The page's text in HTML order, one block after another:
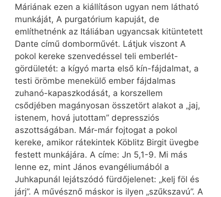
Máriának ezen a kiállításon ugyan nem látható
munkáját, A purgatórium kapuját, de
említhetnénk az Itáliában ugyancsak kitüntetett
Dante című domborművét. Látjuk viszont A
pokol kereke szenvedéssel teli emberlét-
gördületét: a kígyó marta első kín-fájdalmat, a
testi örömbe menekülő ember fájdalmas
zuhanó-kapaszkodását, a korszellem
csődjében magányosan összetört alakot a „jaj,
istenem, hová jutottam” depressziós
aszottságában. Már-már fojtogat a pokol
kereke, amikor rátekintek Köblitz Birgit üvegbe
festett munkájára. A címe: Jn 5,1-9. Mi más
lenne ez, mint János evangéliumából a
Juhkapunál lejátszódó fürdőjelenet: „kelj föl és
járj”. A művésznő máskor is ilyen „szűkszavú”. A